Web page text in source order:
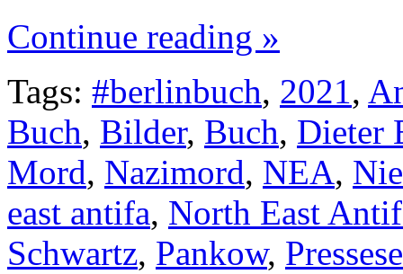
Continue reading »
Tags: #berlinbuch, 2021,
Buch, Bilder, Buch, Dieter
Mord, Nazimord, NEA,
east antifa, North East
Schwartz, Pankow,